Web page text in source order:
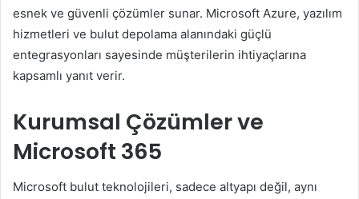
esnek ve güvenli çözümler sunar. Microsoft Azure, yazılım
hizmetleri ve bulut depolama alanındaki güçlü
entegrasyonları sayesinde müşterilerin ihtiyaçlarına
kapsamlı yanıt verir.
Kurumsal Çözümler ve
Microsoft 365
Microsoft bulut teknolojileri, sadece altyapı değil, aynı